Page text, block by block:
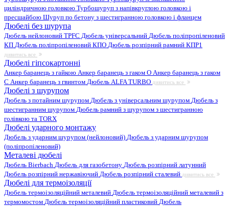
циліндричною головкою Турбошуруп з напівкруглою головкою і
пресшайбою Шуруп по бетону з шестигранною головкою і фланцем
Дюбелі без шурупа
Дюбель нейлоновий TPFC Дюбель універсальний Дюбель поліпропіленовий
КП Дюбель поліпропіленовий КПО Дюбель розпірний рамний КПР1
дивитись все
Дюбелі гіпсокартонні
Анкер баранець з гайкою Анкер баранець з гаком O Анкер баранець з гаком
С Анкер баранець з гвинтом Дюбель ALFA TURBO дивитись все
Дюбелі з шурупом
Дюбель з потайним шурупом Дюбель з універсальним шурупом Дюбель з
шестигранним шурупом Дюбель рамний з шурупом з шестигранною
голівкою та TORX
Дюбелі ударного монтажу
Дюбель з ударним шурупом (нейлоновий) Дюбель з ударним шурупом
(поліпропіленовий)
Металеві дюбелі
Дюбель Bierbach Дюбель для газобетону Дюбель розпірний латунний
Дюбель розпірний нержавіючий Дюбель розпірний сталевий дивитись все
Дюбелі для термоізоляції
Дюбель термоізоляційний металевий Дюбель термоізоляційний металевий з
термомостом Дюбель термоізоляційний пластиковий Дюбель